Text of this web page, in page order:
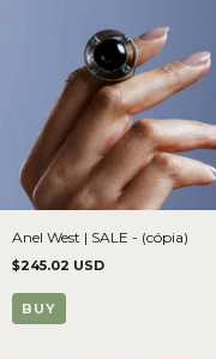
Anel West | SALE - (cópia)
$245.02 USD
BUY